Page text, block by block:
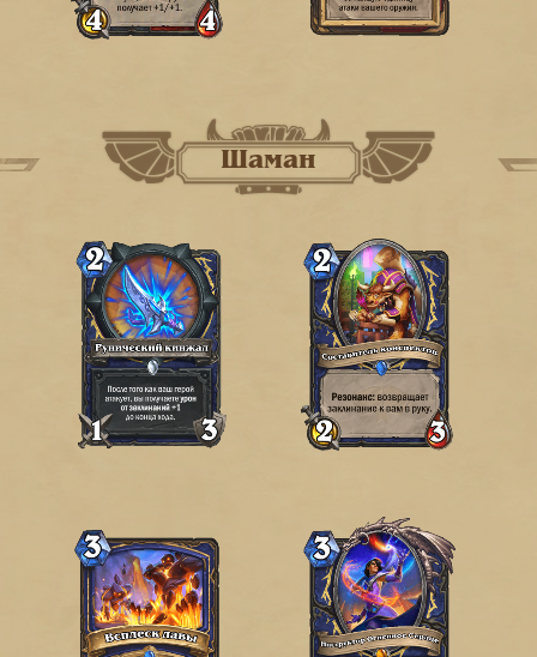
Шаман